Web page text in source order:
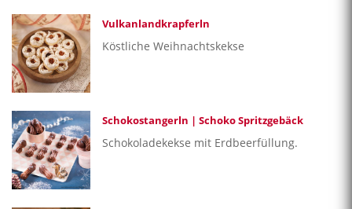
Vulkanlandkrapferln
Köstliche Weihnachtskekse
Schokostangerln | Schoko Spritzgebäck
Schokoladekekse mit Erdbeerfüllung.